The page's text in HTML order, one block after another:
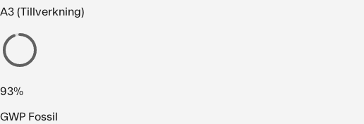
A3 (Tillverkning)
93%
GWP Fossil